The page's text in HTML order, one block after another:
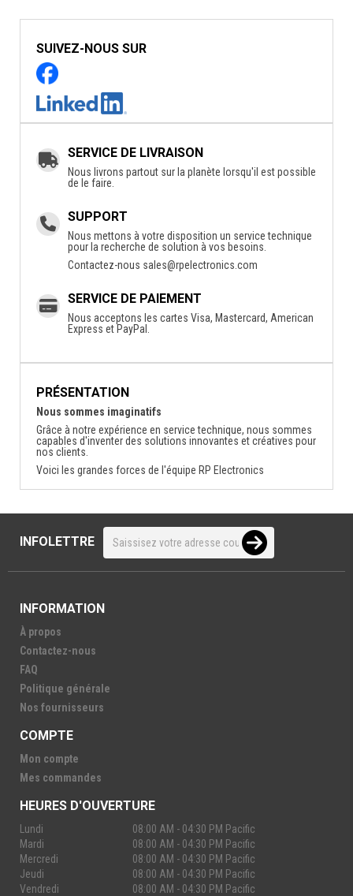
SUIVEZ-NOUS SUR
SERVICE DE LIVRAISON
Nous livrons partout sur la planète lorsqu'il est possible
de le faire.
SUPPORT
Nous mettons à votre disposition un service technique
pour la recherche de solution à vos besoins.
Contactez-nous sales@rpelectronics.com
SERVICE DE PAIEMENT
Nous acceptons les cartes Visa, Mastercard, American
Express et PayPal.
PRÉSENTATION
Nous sommes imaginatifs
Grâce à notre expérience en service technique, nous sommes
capables d'inventer des solutions innovantes et créatives pour
nos clients.
Voici les grandes forces de l'équipe RP Electronics
INFOLETTRE
INFORMATION
À propos
Contactez-nous
FAQ
Politique générale
Nos fournisseurs
COMPTE
Mon compte
Mes commandes
HEURES D'OUVERTURE
Lundi
08:00 AM - 04:30 PM Pacific
Mardi
08:00 AM - 04:30 PM Pacific
Mercredi
08:00 AM - 04:30 PM Pacific
Jeudi
08:00 AM - 04:30 PM Pacific
Vendredi
08:00 AM - 04:30 PM Pacific